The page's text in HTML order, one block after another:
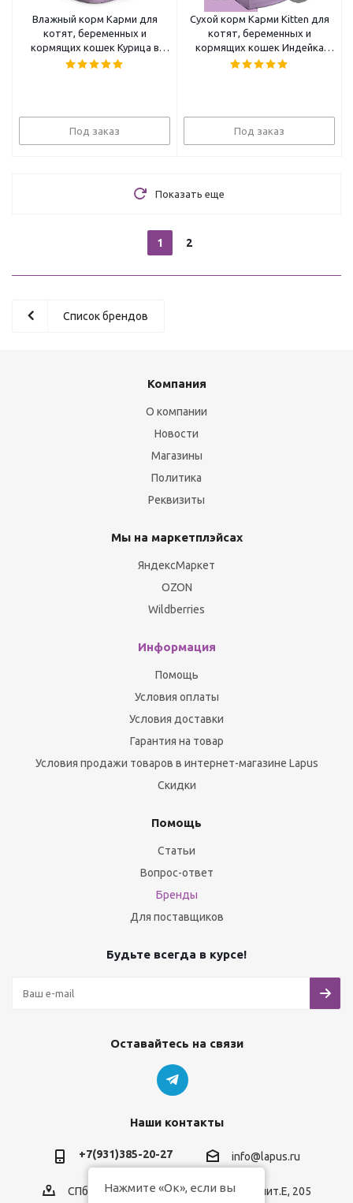
Влажный корм Карми для
котят, беременных и
кормящих кошек Курица в
желе 12*80г
Под заказ
Сухой корм Карми Kitten для
котят, беременных и
кормящих кошек Индейка
1,5кг
Под заказ
Показать еще
1 2
Список брендов
Компания
О компании
Новости
Магазины
Политика
Реквизиты
Мы на маркетплэйсах
ЯндексМаркет
OZON
Wildberries
Информация
Помощь
Условия оплаты
Условия доставки
Гарантия на товар
Условия продажи товаров в интернет-магазине Lapus
Скидки
Помощь
Статьи
Вопрос-ответ
Бренды
Для поставщиков
Будьте всегда в курсе!
Оставайтесь на связи
Наши контакты
+7(931)385-20-27 info@lapus.ru
СПб, пр.Обуховской Обороны, д.116, лит.Е, 205
Нажмите «Ок», если вы